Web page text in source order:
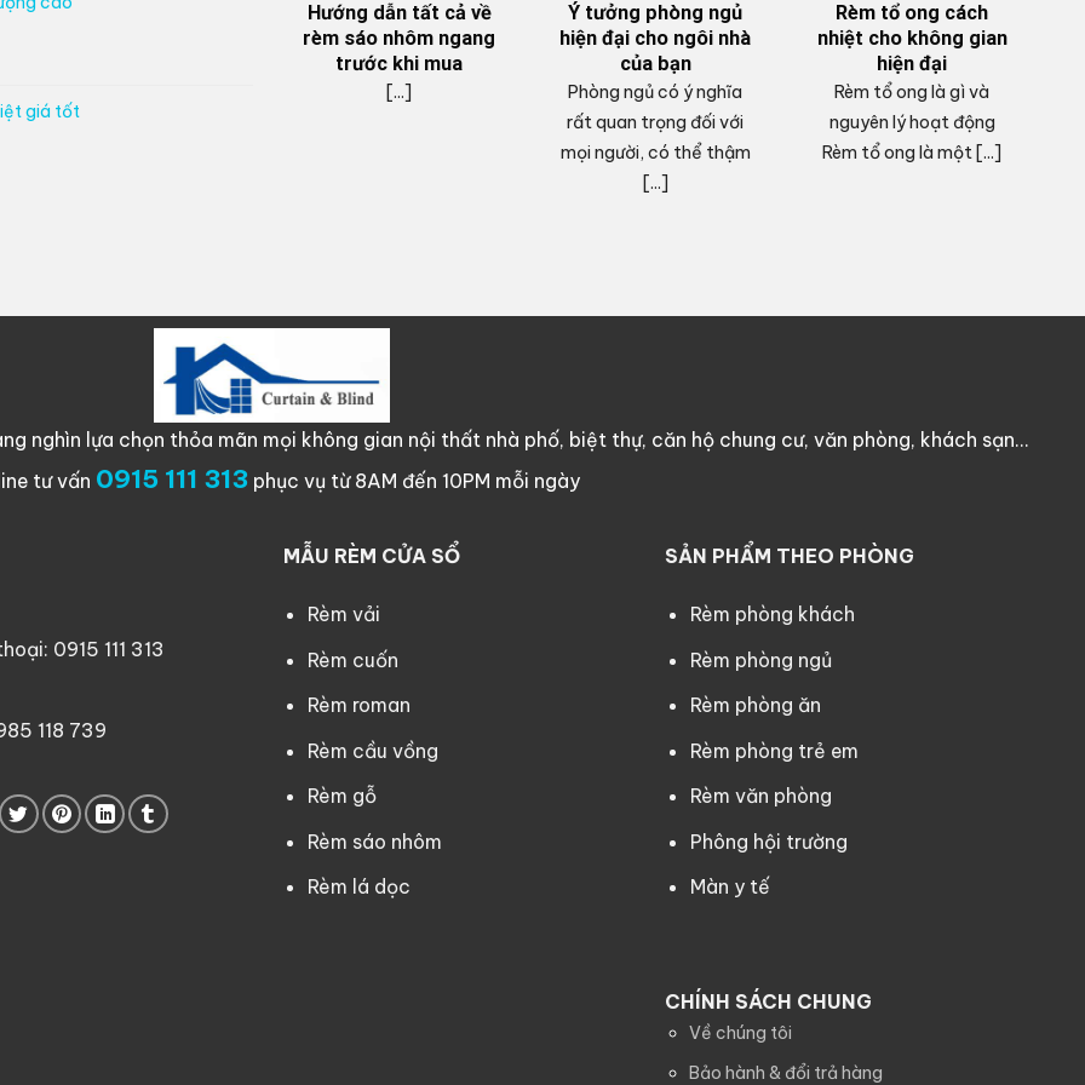
giá tốt
Hướng dẫn tất cả về
rèm sáo nhôm ngang
trước khi mua
[...]
Ý tưởng phòng ngủ
hiện đại cho ngôi nhà
của bạn
Phòng ngủ có ý nghĩa
rất quan trọng đối với
mọi người, có thể thậm
[...]
Rèm tổ ong cách
nhiệt cho không gian
hiện đại
Rèm tổ ong là gì và
nguyên lý hoạt động
Rèm tổ ong là một [...]
nghìn lựa chọn thỏa mãn mọi không gian nội thất nhà phố, biệt thự, căn hộ chung cư, văn phòng, khách sạn…
tư vấn 0915 111 313 phục vụ từ 8AM đến 10PM mỗi ngày
0915 111 313
118 739
MẪU RÈM CỬA SỔ
Rèm vải
Rèm cuốn
Rèm roman
Rèm cầu vồng
Rèm gỗ
Rèm sáo nhôm
Rèm lá dọc
SẢN PHẨM THEO PHÒNG
Rèm phòng khách
Rèm phòng ngủ
Rèm phòng ăn
Rèm phòng trẻ em
Rèm văn phòng
Phông hội trường
Màn y tế
CHÍNH SÁCH CHUNG
Về chúng tôi
Bảo hành & đổi trả hàng